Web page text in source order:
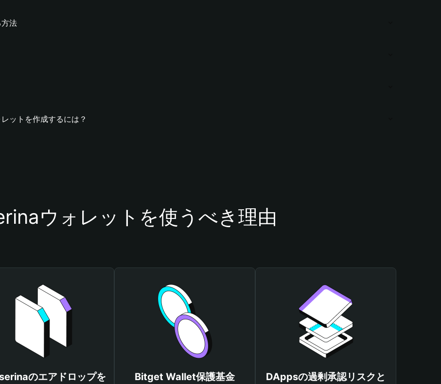
法
ットを作成するには？
ウォレットを使うべき理由
のエアドロップを
Bitget Wallet保護基金
DAppsの過剰承認リスクと